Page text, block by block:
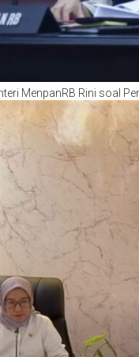
MenpanRB Rini soal